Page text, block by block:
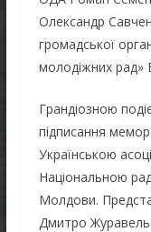
Олександр
громадської
молодіжних
Грандіозною
підписання
Українською
Національною
Молдови.
Дмитро Журавель